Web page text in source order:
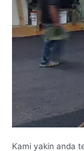
Kami yakin anda